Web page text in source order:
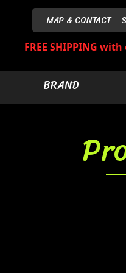
MAP & CONTACT
FREE SHIPPING
BRAND